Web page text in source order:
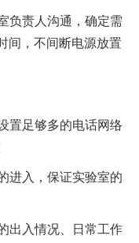
负责人沟通，确定需
间，不间断电源放置
置足够多的电话网络
进入，保证实验室的
出入情况、日常工作